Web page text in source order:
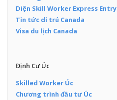
Diện Skill Worker Express Entry
Tin tức di trú Canada
Visa du lịch Canada
Định Cư Úc
Skilled Worker Úc
Chương trình đầu tư Úc